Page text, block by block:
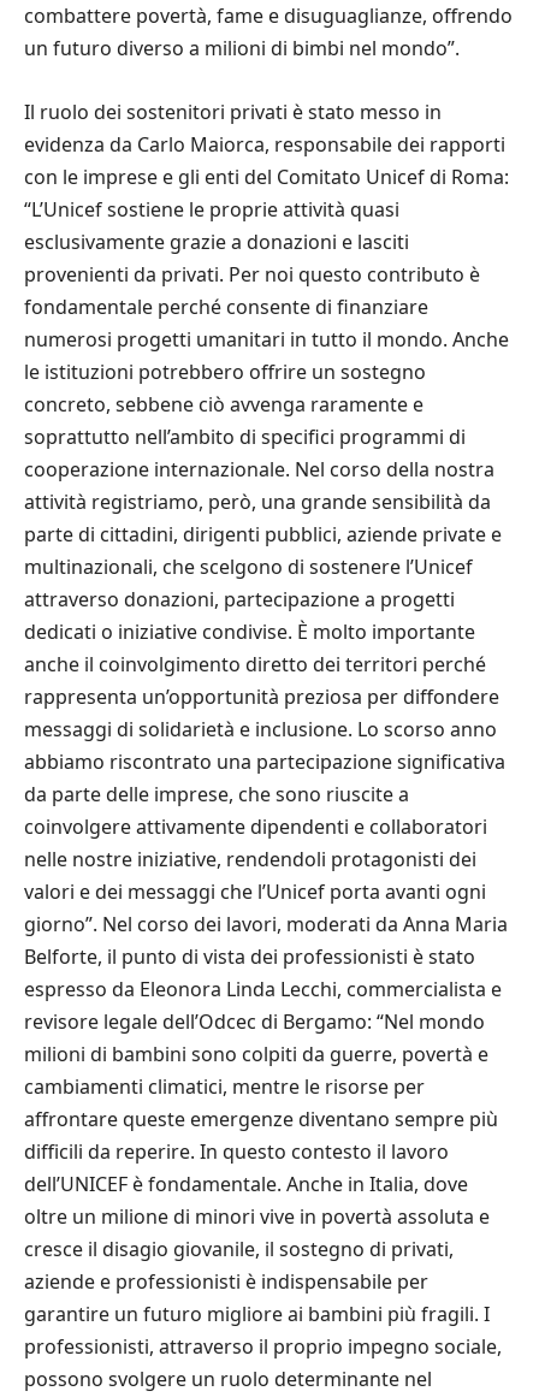
combattere povertà, fame e disuguaglianze, offrendo
un futuro diverso a milioni di bimbi nel mondo”.
Il ruolo dei sostenitori privati è stato messo in
evidenza da Carlo Maiorca, responsabile dei rapporti
con le imprese e gli enti del Comitato Unicef di Roma:
“L’Unicef sostiene le proprie attività quasi
esclusivamente grazie a donazioni e lasciti
provenienti da privati. Per noi questo contributo è
fondamentale perché consente di finanziare
numerosi progetti umanitari in tutto il mondo. Anche
le istituzioni potrebbero offrire un sostegno
concreto, sebbene ciò avvenga raramente e
soprattutto nell’ambito di specifici programmi di
cooperazione internazionale. Nel corso della nostra
attività registriamo, però, una grande sensibilità da
parte di cittadini, dirigenti pubblici, aziende private e
multinazionali, che scelgono di sostenere l’Unicef
attraverso donazioni, partecipazione a progetti
dedicati o iniziative condivise. È molto importante
anche il coinvolgimento diretto dei territori perché
rappresenta un’opportunità preziosa per diffondere
messaggi di solidarietà e inclusione. Lo scorso anno
abbiamo riscontrato una partecipazione significativa
da parte delle imprese, che sono riuscite a
coinvolgere attivamente dipendenti e collaboratori
nelle nostre iniziative, rendendoli protagonisti dei
valori e dei messaggi che l’Unicef porta avanti ogni
giorno”. Nel corso dei lavori, moderati da Anna Maria
Belforte, il punto di vista dei professionisti è stato
espresso da Eleonora Linda Lecchi, commercialista e
revisore legale dell’Odcec di Bergamo: “Nel mondo
milioni di bambini sono colpiti da guerre, povertà e
cambiamenti climatici, mentre le risorse per
affrontare queste emergenze diventano sempre più
difficili da reperire. In questo contesto il lavoro
dell’UNICEF è fondamentale. Anche in Italia, dove
oltre un milione di minori vive in povertà assoluta e
cresce il disagio giovanile, il sostegno di privati,
aziende e professionisti è indispensabile per
garantire un futuro migliore ai bambini più fragili. I
professionisti, attraverso il proprio impegno sociale,
possono svolgere un ruolo determinante nel